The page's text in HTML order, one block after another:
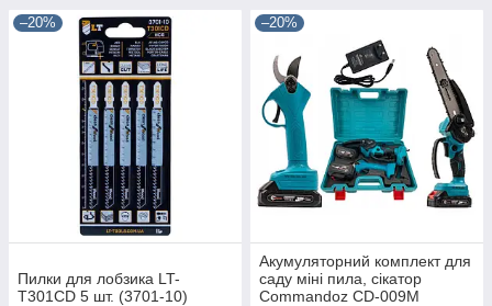
–20%
Пилки для лобзика LT-
T301CD 5 шт. (3701-10)
–20%
Акумуляторний комплект для
саду міні пила, сікатор
Commandoz CD-009M